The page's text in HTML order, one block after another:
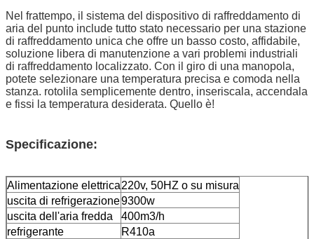
Nel frattempo, il sistema del dispositivo di raffreddamento di
aria del punto include tutto stato necessario per una stazione
di raffreddamento unica che offre un basso costo, affidabile,
soluzione libera di manutenzione a vari problemi industriali
di raffreddamento localizzato. Con il giro di una manopola,
potete selezionare una temperatura precisa e comoda nella
stanza. rotolila semplicemente dentro, inseriscala, accendala
e fissi la temperatura desiderata. Quello è!
Specificazione:
Alimentazione elettrica220v, 50HZ o su misura
uscita di refrigerazione9300w
uscita dell'aria fredda
400m3/h
refrigerante
R410a